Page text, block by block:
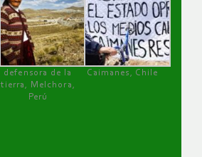
defensora de la
tierra, Melchora,
Perú
Caimanes, Chile